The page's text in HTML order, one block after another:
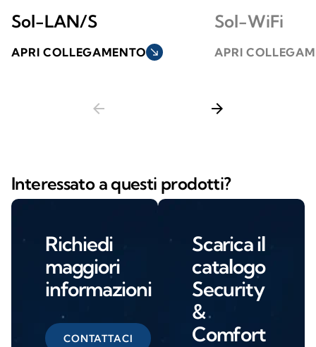
Sol-LAN/S
APRI COLLEGAMENTO south_east
Sol-WiFi
APRI
arrow_back arrow_forward
Interessato a questi prodotti?
Richiedi
maggiori
informazioni
CONTATTACI
Scarica il
catalogo
Security
&
Comfort